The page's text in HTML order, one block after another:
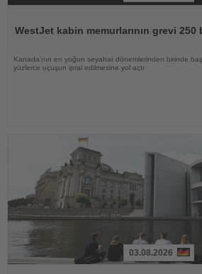
WestJet kabin memurlarının grevi
Kanada'nın en yoğun seyahat dönemlerinden birinde
yüzlerce uçuşun iptal edilmesine yol açtı
03.08.2026